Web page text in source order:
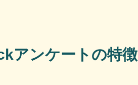
アンケートの特徴